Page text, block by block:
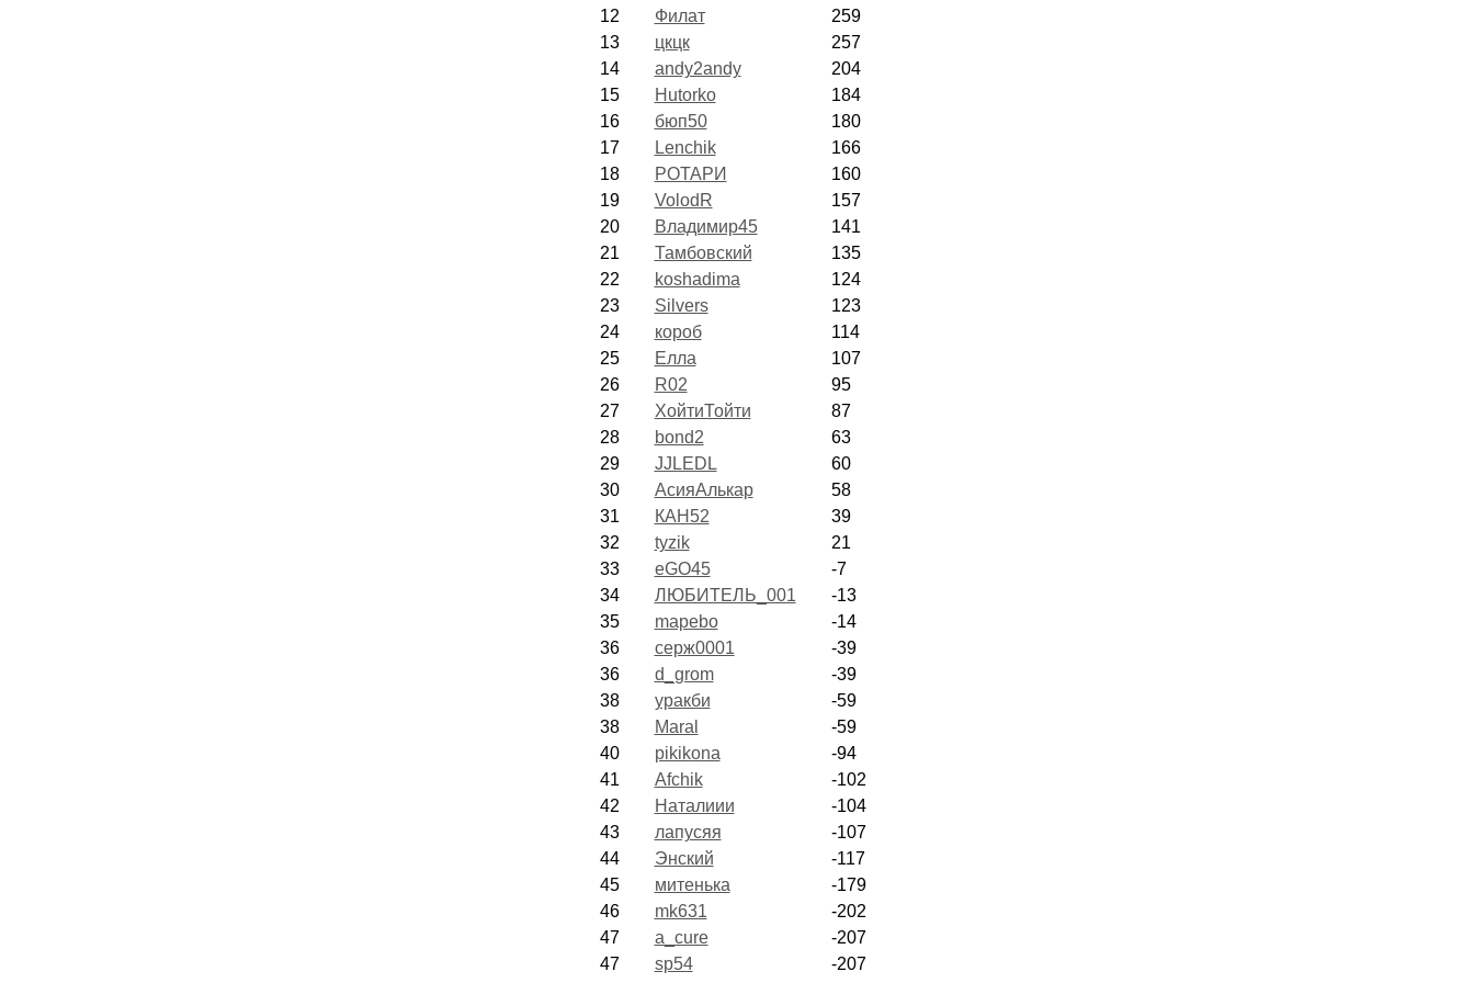
12 Филат
259
13
цкцк
257
14
andy2andy
204
15
Hutorko
184
16
бюп50
180
17
Lenchik
166
18
РОТАРИ
160
19
VolodR
157
20
Владимир45
141
21
Тамбовский
135
22
koshadima
124
23
Silvers
123
24
короб
114
25
Елла
107
26
R02
95
27
ХойтиТойти
87
28
bond2
63
29
JJLEDL
60
30
АсияАлькар
58
31
КАН52
39
32
tyzik
21
33
eGO45
-7
34
ЛЮБИТЕЛЬ_001
-13
35
mapebo
-14
36
серж0001
-39
36
d_grom
-39
38
уракби
-59
38
Maral
-59
40
pikikona
-94
41
Afchik
-102
42
Наталиии
-104
43
лапусяя
-107
44
Энский
-117
45
митенька
-179
46
mk631
-202
47
a_cure
-207
47
sp54
-207